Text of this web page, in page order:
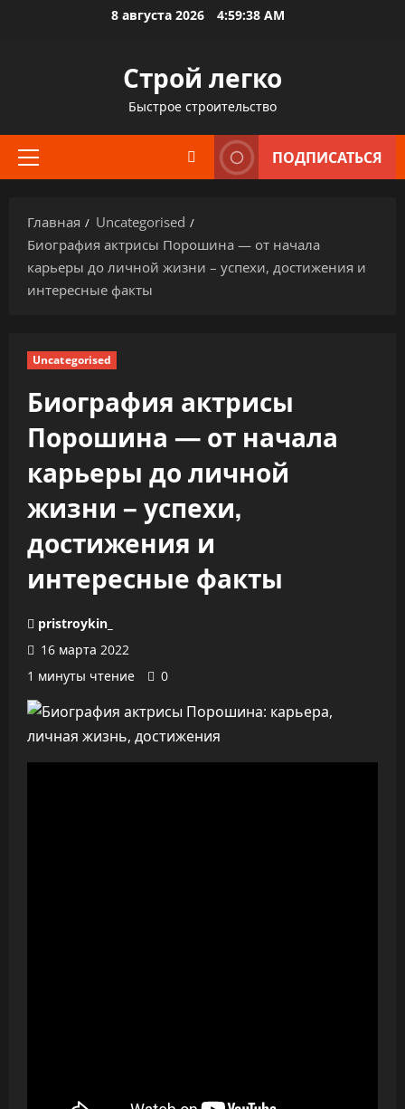
8 августа 2026 4:59:39 AM
Строй легко
Быстрое строительство
Основное
ПОДПИСАТЬСЯ
Главная
Uncategorised
Биография актрисы Порошина — от начала
карьеры до личной жизни – успехи, достижения и
интересные факты
Uncategorised
Биография актрисы
Порошина — от начала
карьеры до личной
жизни – успехи,
достижения и
интересные факты
pristroykin_
16 марта 2022
1 минуты чтение
0